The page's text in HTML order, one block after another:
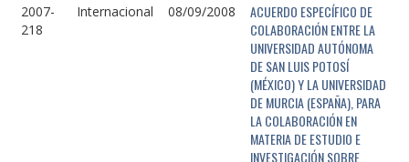
2007-
218
Internacional 08/09/2008
ACUERDO ESPECÍFICO DE
COLABORACIÓN ENTRE LA
UNIVERSIDAD AUTÓNOMA
DE SAN LUIS POTOSÍ
(MÉXICO) Y LA UNIVERSIDAD
DE MURCIA (ESPAÑA), PARA
LA COLABORACIÓN EN
MATERIA DE ESTUDIO E
INVESTIGACIÓN SOBRE